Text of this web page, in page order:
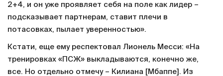
2+4, и он уже проявляет себя на поле как лидер –
подсказывает партнерам, ставит плечи в
потасовках, пылает уверенностью».
Кстати, еще ему респектовал Лионель Месси: «На
тренировках «ПСЖ» выкладываются, конечно же,
все. Но отдельно отмечу – Килиана [Мбаппе]. Из